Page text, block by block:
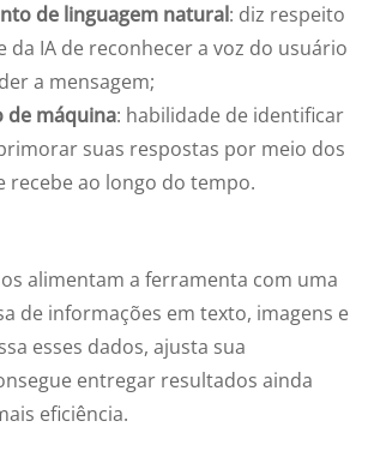
de linguagem natural: diz respeito
da IA de reconhecer a voz do usuário
a mensagem;
de máquina: habilidade de identificar
suas respostas por meio dos
recebe ao longo do tempo.
alimentam a ferramenta com uma
de informações em texto, imagens e
esses dados, ajusta sua
entregar resultados ainda
eficiência.